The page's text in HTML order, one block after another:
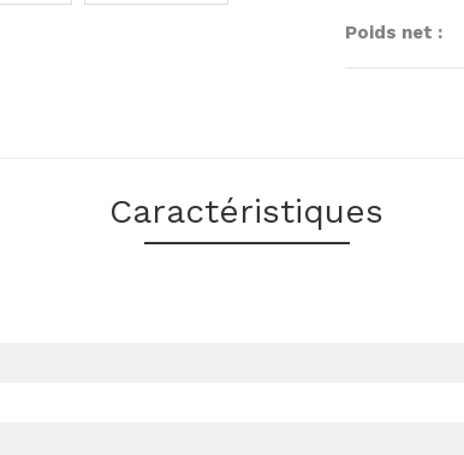
Poids net :
Caractéristiques